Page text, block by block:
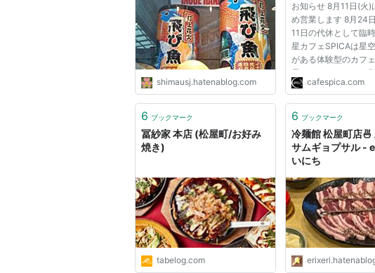
ゃれな雰囲気 - 知らなかっ
た！日記
shimausj.hatenablog.com
お知らせ 8月11日(火)
め営業します 8月24
11日の代休として臨
星カフェSPICAは星
がある体験型のカフ
星カフェ®SPICAは「
ターテイメントに」を
供するカフェバーです
プラネタリウムで星
で...
cafespica.com
6 ブックマーク
冨紗家 本店 (松屋町/お好み
焼き)
tabelog.com
6 ブックマーク
冷麺館 松屋町店
サムギョプサル -
いにち